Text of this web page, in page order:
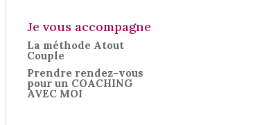
Je vous accompagne
La méthode Atout
Couple
Prendre rendez-vous
pour un COACHING
AVEC MOI